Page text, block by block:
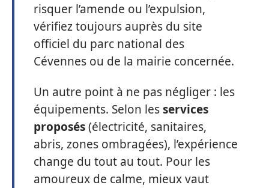
risquer l’amende ou l’expulsion,
vérifiez toujours auprès du site
officiel du parc national des
Cévennes ou de la mairie concernée.
Un autre point à ne pas négliger : les
équipements. Selon lesservices
proposés(électricité, sanitaires,
abris, zones ombragées), l’expérience
change du tout au tout. Pour les
amoureux de calme, mieux vaut